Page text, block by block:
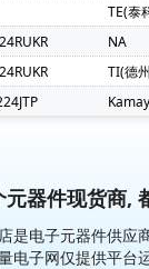
TE(泰
NA
TI(德
元器件现货商,
是电子元器件供应
电子网仅提供平台